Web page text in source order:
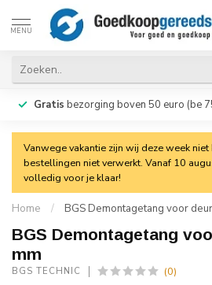
MENU
Gratis bezorging boven 50 euro (be
Vanwege vakantie zijn wij deze week
bestellingen niet verwerkt. Vanaf 10
volledig voor je klaar!
Home / BGS Demontagetang voor
BGS Demontagetang
mm
BGS TECHNIC (0)